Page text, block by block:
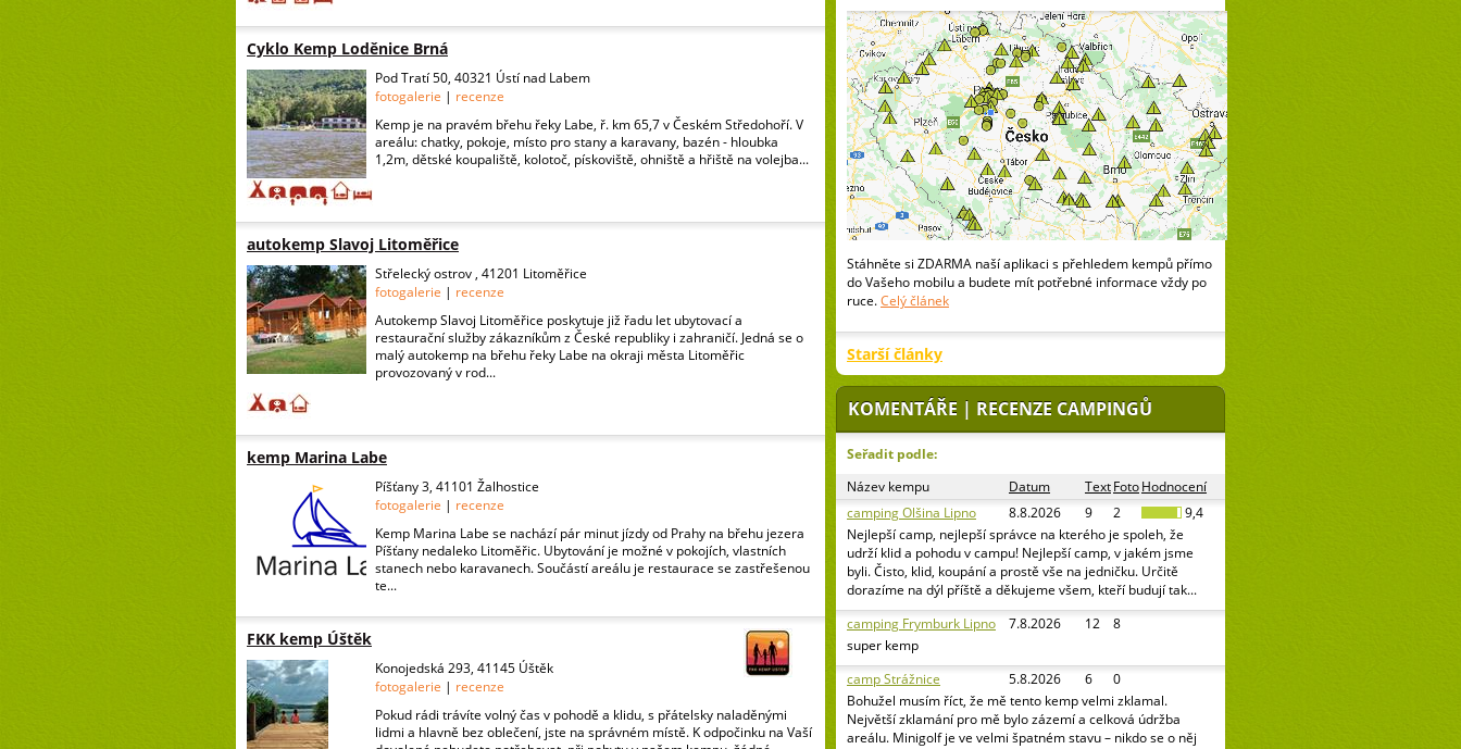
Cyklo Kemp Loděnice Brná
Pod Tratí 50, 40321 Ústí nad Labem
fotogalerie | recenze
Kemp je na pravém břehu řeky Labe, ř. km 65,7 v Českém Středohoří. V
areálu: chatky, pokoje, místo pro stany a karavany, bazén - hloubka
1,2m, dětské koupaliště, kolotoč, pískoviště, ohniště a hřiště na volejba...
autokemp Slavoj Litoměřice
Střelecký ostrov , 41201 Litoměřice
fotogalerie | recenze
Autokemp Slavoj Litoměřice poskytuje již řadu let ubytovací a
restaurační služby zákazníkům z České republiky i zahraničí. Jedná se o
malý autokemp na břehu řeky Labe na okraji města Litoměřic
provozovaný v rod...
kemp Marina Labe
Píšťany 3, 41101 Žalhostice
fotogalerie | recenze
Kemp Marina Labe se nachází pár minut jízdy od Prahy na břehu jezera
Píšťany nedaleko Litoměřic. Ubytování je možné v pokojích, vlastních
stanech nebo karavanech. Součástí areálu je restaurace se zastřešenou
te...
FKK kemp Úštěk
Konojedská 293, 41145 Úštěk
fotogalerie | recenze
Pokud rádi trávíte volný čas v pohodě a klidu, s přátelsky naladěnými
lidmi a hlavně bez oblečení, jste na správném místě. K odpočinku na Vaší
Stáhněte si ZDARMA naší aplikaci s přehledem kempů přímo
do Vašeho mobilu a budete mít potřebné informace vždy po
ruce.Celý článek
Starší články
KOMENTÁŘE | RECENZE CAMPINGŮ
Seřadit podle:
Název kempu
Datum TextFotoHodnocení
camping Olšina Lipno
8.8.2026 9 2
9,4
Nejlepší camp, nejlepší správce na kterého je spoleh, že
udrží klid a pohodu v campu! Nejlepší camp, v jakém jsme
byli. Čisto, klid, koupání a prostě vše na jedničku. Určitě
dorazíme na dýl příště a děkujeme všem, kteří budují tak...
camping Frymburk Lipno
7.8.2026 12
8
super kemp
camp Strážnice
5.8.2026 6
0
Bohužel musím říct, že mě tento kemp velmi zklamal.
Největší zklamání pro mě bylo zázemí a celková údržba
areálu. Minigolf je ve velmi špatném stavu – nikdo se o něj